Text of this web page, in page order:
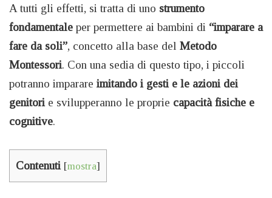
A tutti gli effetti, si tratta di uno strumento
fondamentale per permettere ai bambini di “imparare a
fare da soli”, concetto alla base del Metodo
Montessori. Con una sedia di questo tipo, i piccoli
potranno imparare imitando i gesti e le azioni dei
genitori e svilupperanno le proprie capacità fisiche e
cognitive.
Contenuti [mostra]